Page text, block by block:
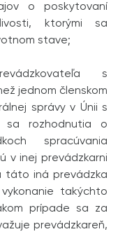
o poskytovaní
ktorými sa
stave;
s
jednom členskom
správy v Únii s
sa rozhodnutia o
spracúvania
v inej prevádzkarni
táto iná prevádzka
takýchto
prípade sa za
prevádzkareň,